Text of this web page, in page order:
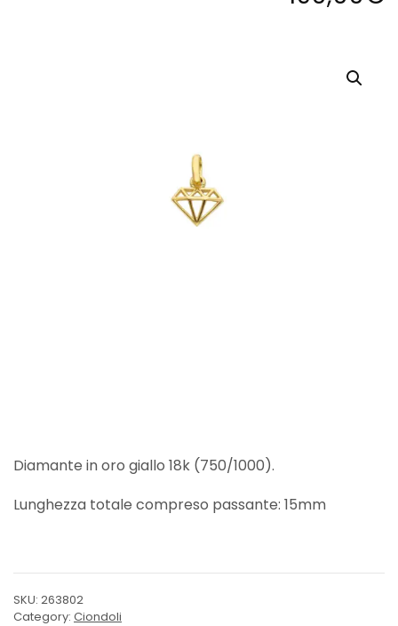
Diamante in oro giallo 18k (750/1000).
Lunghezza totale compreso passante: 15mm
SKU: 263802
Category: Ciondoli